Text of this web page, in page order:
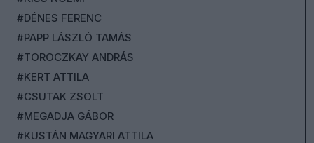
#DÉNES FERENC
#PAPP LÁSZLÓ TAMÁS
#TOROCZKAY ANDRÁS
#KERT ATTILA
#CSUTAK ZSOLT
#MEGADJA GÁBOR
#KUSTÁN MAGYARI ATTILA